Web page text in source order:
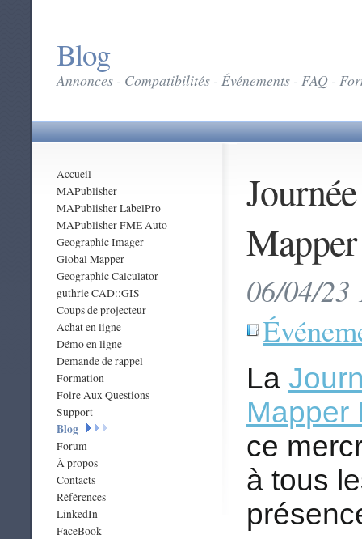
Blog
Annonces - Compatibilités - Événements - FAQ -
Accueil
MAPublisher
MAPublisher LabelPro
MAPublisher FME Auto
Geographic Imager
Global Mapper
Geographic Calculator
guthrie CAD::GIS
Coups de projecteur
Achat en ligne
Démo en ligne
Demande de rappel
Formation
Foire Aux Questions
Support
Blog
Forum
À propos
Contacts
Références
LinkedIn
FaceBook
06/04/23
La
Mapper
ce
à tous